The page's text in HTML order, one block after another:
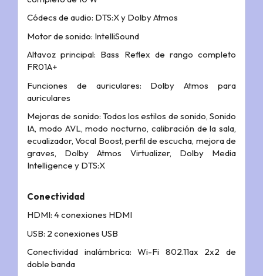
Códecs de audio: DTS:X y Dolby Atmos
Motor de sonido: IntelliSound
Altavoz principal: Bass Reflex de rango completo
FR01A+
Funciones de auriculares: Dolby Atmos para
auriculares
Mejoras de sonido: Todos los estilos de sonido, Sonido
IA, modo AVL, modo nocturno, calibración de la sala,
ecualizador, Vocal Boost, perfil de escucha, mejora de
graves, Dolby Atmos Virtualizer, Dolby Media
Intelligence y DTS:X
Conectividad
HDMI: 4 conexiones HDMI
USB: 2 conexiones USB
Conectividad inalámbrica: Wi-Fi 802.11ax 2x2 de
doble banda